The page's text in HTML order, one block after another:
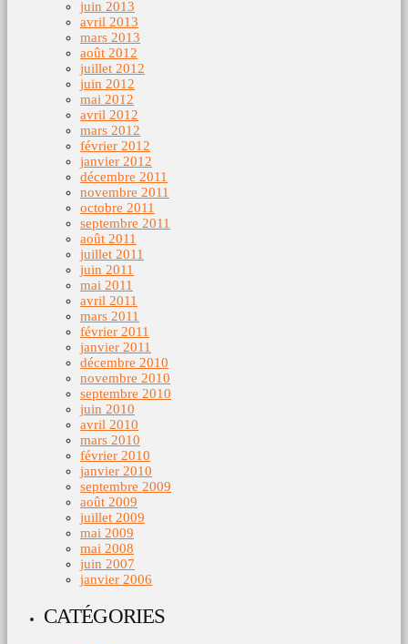
juin 2013
avril 2013
mars 2013
août 2012
juillet 2012
juin 2012
mai 2012
avril 2012
mars 2012
février 2012
janvier 2012
décembre 2011
novembre 2011
octobre 2011
septembre 2011
août 2011
juillet 2011
juin 2011
mai 2011
avril 2011
mars 2011
février 2011
janvier 2011
décembre 2010
novembre 2010
septembre 2010
juin 2010
avril 2010
mars 2010
février 2010
janvier 2010
septembre 2009
août 2009
juillet 2009
mai 2009
mai 2008
juin 2007
janvier 2006
CATÉGORIES